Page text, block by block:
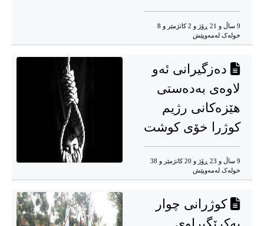
9 ساڵ و 21 ڕۆژ و 2 کاتژمێر و 8
خوله‌ک له‌مه‌وپێش‌
دەزگیرانی ئەو
لاوەی بەدەستی
هێزەکانی رژیم
کوژرا خۆی کوشت
9 ساڵ و 23 ڕۆژ و 20 کاتژمێر و 38
خوله‌ک له‌مه‌وپێش‌
کوژرانی چوار